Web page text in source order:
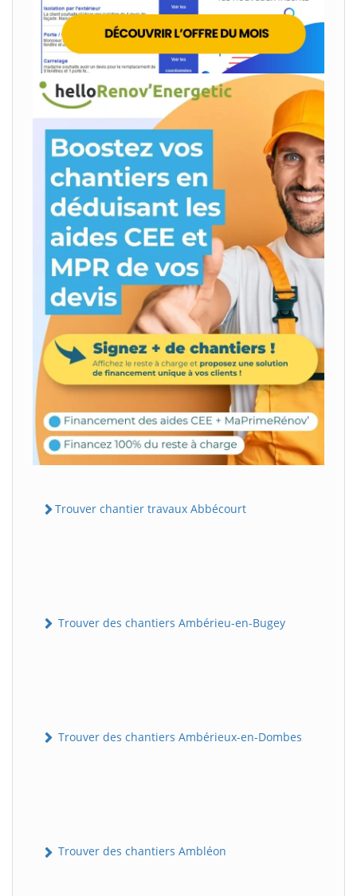
Trouver chantier travaux Abbécourt
Trouver des chantiers Ambérieu-en-Bugey
Trouver des chantiers Ambérieux-en-Dombes
Trouver des chantiers Ambléon